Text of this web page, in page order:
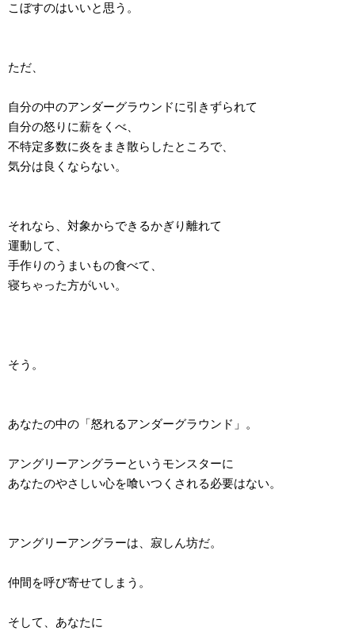
こぼすのはいいと思う。
ただ、
自分の中のアンダーグラウンドに引きずられて
自分の怒りに薪をくべ、
不特定多数に炎をまき散らしたところで、
気分は良くならない。
それなら、対象からできるかぎり離れて
運動して、
手作りのうまいもの食べて、
寝ちゃった方がいい。
そう。
あなたの中の「怒れるアンダーグラウンド」。
アングリーアングラーというモンスターに
あなたのやさしい心を喰いつくされる必要はない。
アングリーアングラーは、寂しん坊だ。
仲間を呼び寄せてしまう。
そして、あなたに